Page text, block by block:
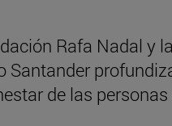
Rafa Nadal y
Santander
de las